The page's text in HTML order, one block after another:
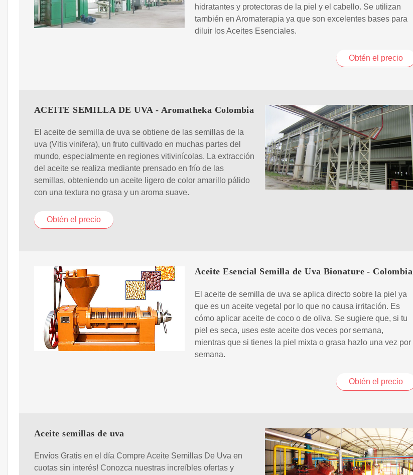
hidratantes y protectoras de la piel y el cabello. Se utilizan
también en Aromaterapia ya que son excelentes bases para
diluir los Aceites Esenciales.
Obtén el precio
ACEITE SEMILLA DE UVA - Aromatheka Colombia
El aceite de semilla de uva se obtiene de las semillas de la
uva (Vitis vinifera), un fruto cultivado en muchas partes del
mundo, especialmente en regiones vitivinícolas. La extracción
del aceite se realiza mediante prensado en frío de las
semillas, obteniendo un aceite ligero de color amarillo pálido
con una textura no grasa y un aroma suave.
Obtén el precio
Aceite Esencial Semilla de Uva Bionature - Colombia
El aceite de semilla de uva se aplica directo sobre la piel ya
que es un aceite vegetal por lo que no causa irritación. Es
cómo aplicar aceite de coco o de oliva. Se sugiere que, si tu
piel es seca, uses este aceite dos veces por semana,
mientras que si tienes la piel mixta o grasa hazlo una vez por
semana.
Obtén el precio
Aceite semillas de uva
Envíos Gratis en el día Compre Aceite Semillas De Uva en
cuotas sin interés! Conozca nuestras increíbles ofertas y